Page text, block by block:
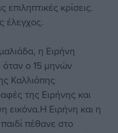
κρίσεις.
έλεγχος.
η Ειρήνη
όταν ο 15 μηνών
Καλλιόπης
της Ειρήνης και
εικόνα.Η Ειρήνη και η
πέθανε στο